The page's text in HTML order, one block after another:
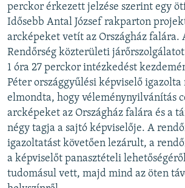
perckor érkezett jelzése szerint egy
Idősebb Antal József rakparton
arcképeket vetít az Országház falára.
Rendőrség közterületi
1 óra 27 perckor intézkedést
Péter országgyűlési képviselő
elmondta, hogy véleménynyilvánítás
arcképeket az Országház falára és a
négy tagja a sajtó képviselője. A
igazoltatást követően lezárult, a
a képviselőt panasztételi
tudomásul vett, majd mind az öten